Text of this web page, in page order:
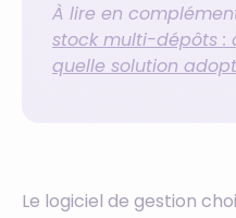
À lire en
stock multi-dépôts :
quelle solution
Le logiciel de gestion